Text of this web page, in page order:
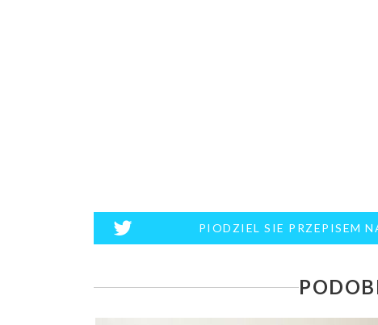
PIODZIEL SIE PRZEPISEM